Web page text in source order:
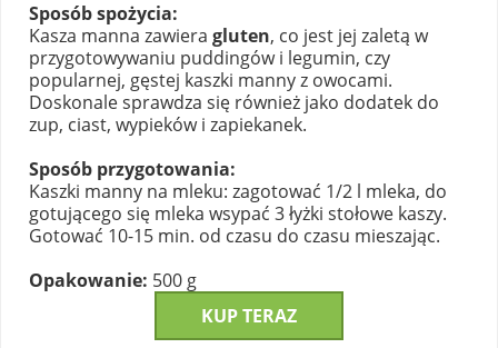
Sposób spożycia:
Kasza manna zawiera gluten, co jest jej zaletą w
przygotowywaniu puddingów i legumin, czy
popularnej, gęstej kaszki manny z owocami.
Doskonale sprawdza się również jako dodatek do
zup, ciast, wypieków i zapiekanek.
Sposób przygotowania:
Kaszki manny na mleku: zagotować 1/2 l mleka, do
gotującego się mleka wsypać 3 łyżki stołowe kaszy.
Gotować 10-15 min. od czasu do czasu mieszając.
Opakowanie: 500 g
KUP TERAZ